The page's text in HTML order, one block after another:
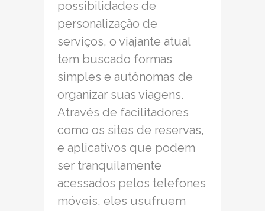
possibilidades de
personalização de
serviços, o viajante atual
tem buscado formas
simples e autônomas de
organizar suas viagens.
Através de facilitadores
como os sites de reservas,
e aplicativos que podem
ser tranquilamente
acessados pelos telefones
móveis, eles usufruem